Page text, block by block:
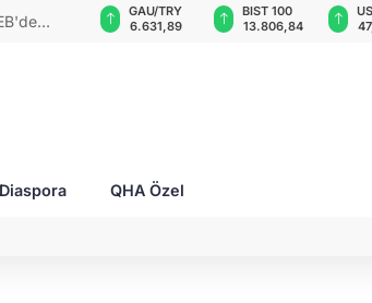
0,0018
GAU/TRY
6.631,89
BIST 100
13.806,84
Diaspora QHA Özel